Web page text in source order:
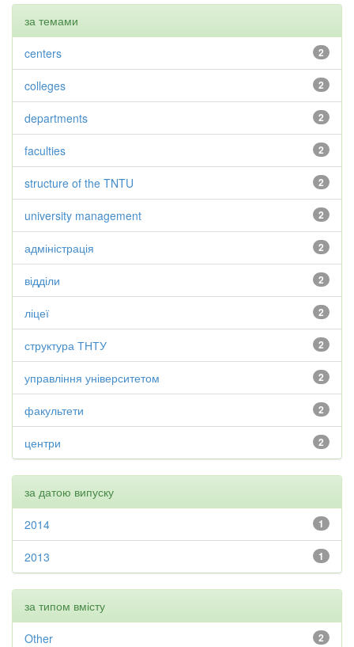
за темами
2
centers
2
colleges
2
departments
2
faculties
2
structure of the TNTU
2
university management
2
адміністрація
2
відділи
2
ліцеї
2
структура ТНТУ
2
управління університетом
2
факультети
2
центри
за датою випуску
1
2014
1
2013
за типом вмісту
2
Other